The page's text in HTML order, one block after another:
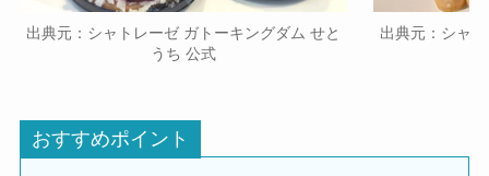
出典元：シャトレーゼ ガトーキングダム せと
うち 公式
出典元：シャ
おすすめポイント